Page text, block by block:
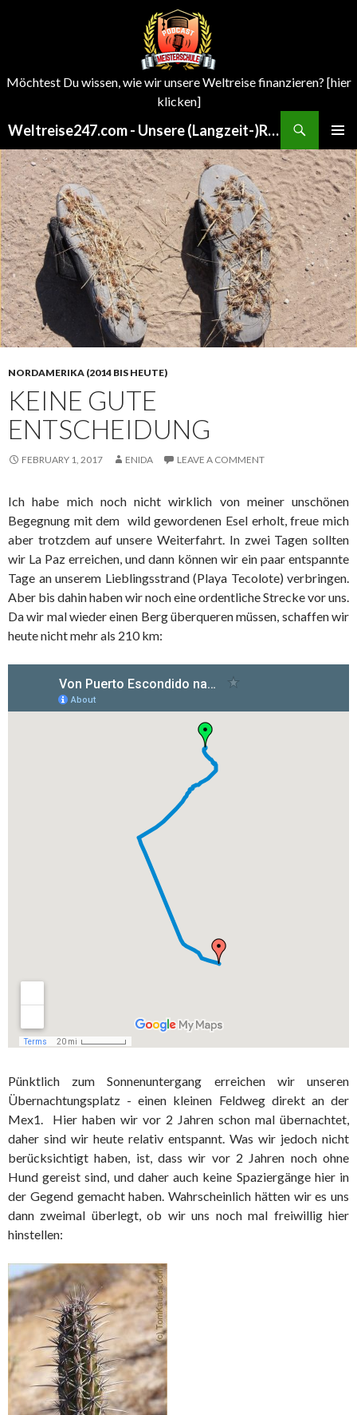
Möchtest Du wissen, wie wir unsere Weltreise finanzieren? [hier
klicken]
Weltreise247.com - Unsere (Langzeit-)Reisen um die Welt
MENU
TO
CONTENT
NORDAMERIKA (2014 BIS HEUTE)
KEINE GUTE
ENTSCHEIDUNG
FEBRUARY 1, 2017 ENIDA LEAVE A COMMENT
Ich habe mich noch nicht wirklich von meiner unschönen
Begegnung mit dem wild gewordenen Esel erholt, freue mich
aber trotzdem auf unsere Weiterfahrt. In zwei Tagen sollten
wir La Paz erreichen, und dann können wir ein paar entspannte
Tage an unserem Lieblingsstrand (Playa Tecolote) verbringen.
Aber bis dahin haben wir noch eine ordentliche Strecke vor uns.
Da wir mal wieder einen Berg überqueren müssen, schaffen wir
heute nicht mehr als 210 km:
Pünktlich zum Sonnenuntergang erreichen wir unseren
Übernachtungsplatz - einen kleinen Feldweg direkt an der
Mex1. Hier haben wir vor 2 Jahren schon mal übernachtet,
daher sind wir heute relativ entspannt. Was wir jedoch nicht
berücksichtigt haben, ist, dass wir vor 2 Jahren noch ohne
Hund gereist sind, und daher auch keine Spaziergänge hier in
der Gegend gemacht haben. Wahrscheinlich hätten wir es uns
dann zweimal überlegt, ob wir uns noch mal freiwillig hier
hinstellen: